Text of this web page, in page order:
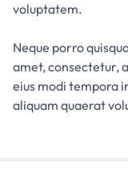
voluptatem.
Neque porro
amet, consectetur,
eius modi tempora
aliquam quaerat